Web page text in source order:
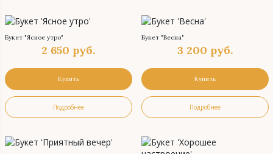
Букет "Ясное утро"
2 650 руб.
Купить
Подробнее
Букет "Весна"
3 200 руб.
Купить
Подробнее